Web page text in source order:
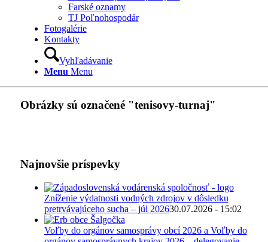
Farské oznamy
TJ Poľnohospodár
Fotogalérie
Kontakty
Vyhľadávanie
Menu Menu
Obrázky sú označené "tenisovy-turnaj"
Najnovšie príspevky
Zníženie výdatnosti vodných zdrojov v dôsledku
pretrvávajúceho sucha – júl 202630.07.2026 - 15:02
Voľby do orgánov samosprávy obcí 2026 a Voľby do